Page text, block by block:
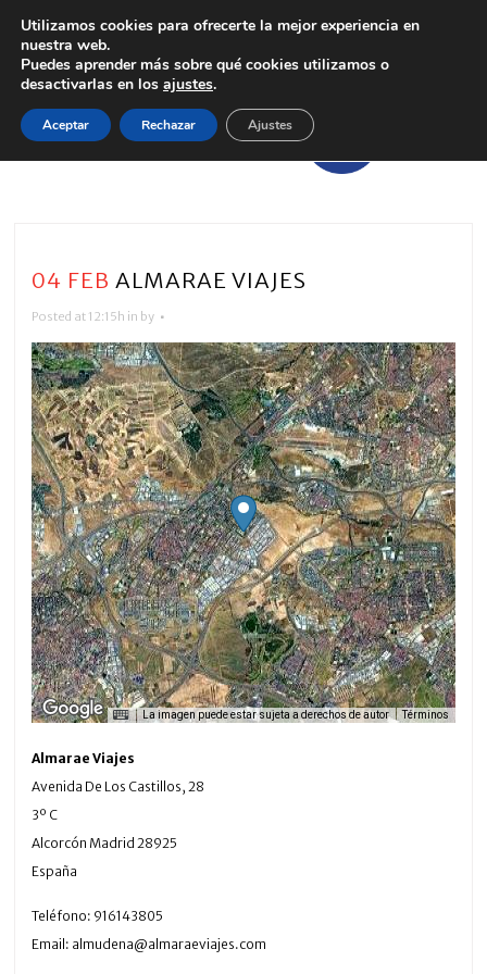
04 FEB ALMARAE VIAJES
Posted at 12:15h in by
La imagen puede estar sujeta a derechos de autor Términos
Almarae Viajes
Avenida De Los Castillos, 28
3º C
Alcorcón Madrid28925
España
Teléfono: 916143805
Email: almudena@almaraeviajes.com
Utilizamos cookies para ofrecerte la mejor experiencia en
nuestra web.
Puedes aprender más sobre qué cookies utilizamos o
desactivarlas en los ajustes.
Aceptar Rechazar Ajustes